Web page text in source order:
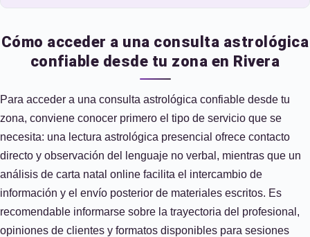
Cómo acceder a una consulta astrológica
confiable desde tu zona en Rivera
Para acceder a una consulta astrológica confiable desde tu
zona, conviene conocer primero el tipo de servicio que se
necesita: una lectura astrológica presencial ofrece contacto
directo y observación del lenguaje no verbal, mientras que un
análisis de carta natal online facilita el intercambio de
información y el envío posterior de materiales escritos. Es
recomendable informarse sobre la trayectoria del profesional,
opiniones de clientes y formatos disponibles para sesiones